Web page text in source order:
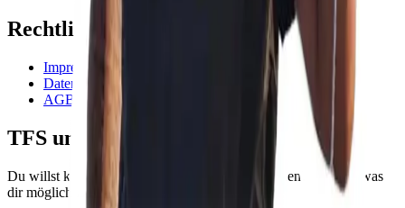
Rechtliches
Impressum
Datenschutzerklärung
AGB
TFS unterstützen
Du willst kein Ticket, aber das Festival unterstützen? Spende, was
dir möglich ist.